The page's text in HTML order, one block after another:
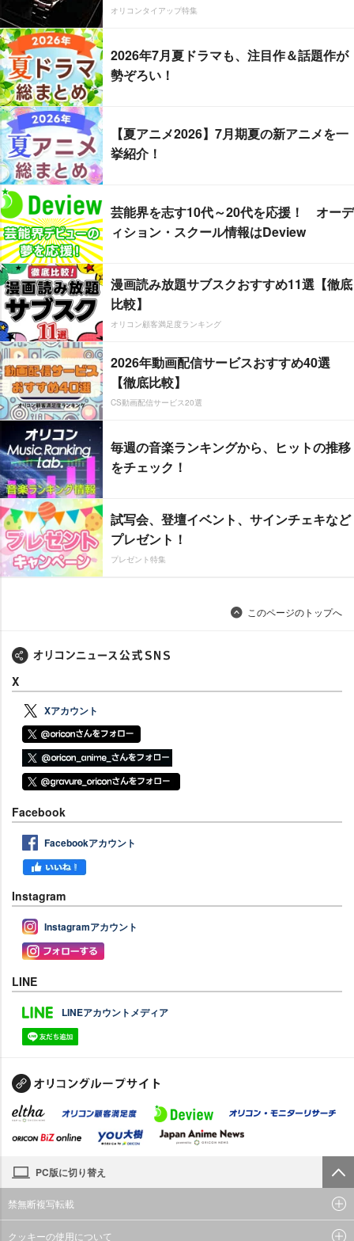
オリコンタイアップ特集
2026年7月夏ドラマも、注目作＆話題作が
勢ぞろい！
【夏アニメ2026】7月期夏の新アニメを一
挙紹介！
芸能界を志す10代～20代を応援！ オーデ
ィション・スクール情報はDeview
漫画読み放題サブスクおすすめ11選【徹底
比較】
オリコン顧客満足度ランキング
2026年動画配信サービスおすすめ40選
【徹底比較】
CS動画配信サービス20選
毎週の音楽ランキングから、ヒットの推移
をチェック！
試写会、登壇イベント、サインチェキなど
プレゼント！
プレゼント特集
このページのトップへ
X
Xアカウント
Facebook
Facebookアカウント
Instagram
Instagramアカウント
LINE
LINEアカウントメディア
PC版に切り替え
禁無断複写転載
クッキーの使用について